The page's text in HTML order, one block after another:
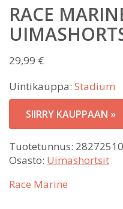
RACE
29,99 €
Uintikauppa: Stadium
SIIRRY KAUPPAAN »
Tuotetunnus:
Osasto: Uimashortsit
Race Marine